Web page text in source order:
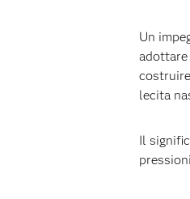
Un
adottare
lecita
Il